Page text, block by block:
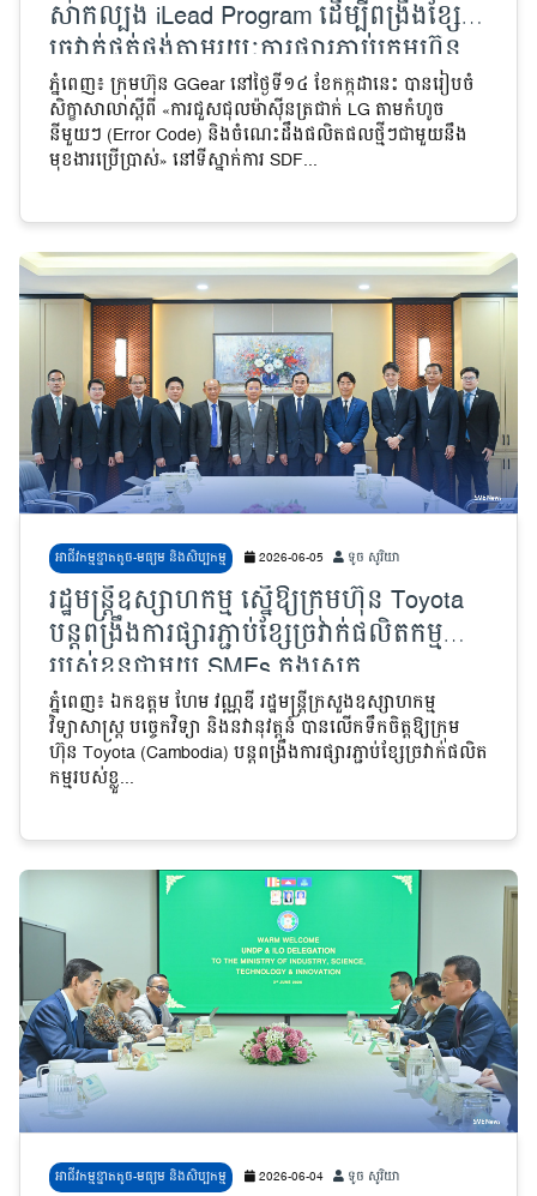
សាកល្បង iLead Program ដើម្បីពង្រឹងខ្សែ
ច្រវាក់ផ្គត់ផ្គង់តាមរយៈការផ្សារភ្ជាប់ក្រុមហ៊ុន
ធំៗ ជាមួយ MSMEs
ភ្នំពេញ៖ ក្រុមហ៊ុន GGear នៅថ្ងៃទី១៤ ខែកក្កដានេះ បានរៀបចំ
សិក្ខាសាលាស្តីពី «ការជួសជុលម៉ាស៊ីនត្រជាក់ LG តាមកំហូច
នីមួយៗ (Error Code) និងចំណេះដឹងផលិតផលថ្មីៗជាមួយនឹង
មុខងារប្រើប្រាស់» នៅទីស្នាក់ការ SDF...
អាជីវកម្មខ្នាតតូច-មធ្យម និងសិប្បកម្ម 2026-06-05 ទូច សូរិយា
រដ្ឋមន្ត្រីឧស្សាហកម្ម ស្នើឱ្យក្រុមហ៊ុន Toyota
បន្តពង្រឹងការផ្សារភ្ជាប់ខ្សែច្រវាក់ផលិតកម្ម
របស់ខ្លួនជាមួយ SMEs ក្នុងស្រុក
ភ្នំពេញ៖ ឯកឧត្តម ហែម វណ្ណឌី រដ្ឋមន្ត្រីក្រសួងឧស្សាហកម្ម
វិទ្យាសាស្ត្រ បច្ចេកវិទ្យា និងនវានុវត្តន៍ បានលើកទឹកចិត្តឱ្យក្រុម
ហ៊ុន Toyota (Cambodia) បន្តពង្រឹងការផ្សារភ្ជាប់ខ្សែច្រវាក់ផលិត
កម្មរបស់ខ្លួ...
អាជីវកម្មខ្នាតតូច-មធ្យម និងសិប្បកម្ម 2026-06-04 ទូច សូរិយា